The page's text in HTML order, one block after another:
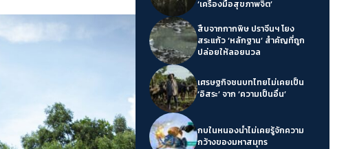
‘เครื่องมือสุขภาพจิต’
สืบจากกากพิษ ปราจีนฯ โยง
สระแก้ว ‘หลักฐาน’ สำคัญที่ถูก
ปล่อยให้ลอยนวล
เศรษฐกิจชนบทไทยไม่เคยเป็น
‘อิสระ’ จาก ‘ความเป็นอื่น’
กบในหนองน้ำไม่เคยรู้จักความ
กว้างของมหาสมุทร